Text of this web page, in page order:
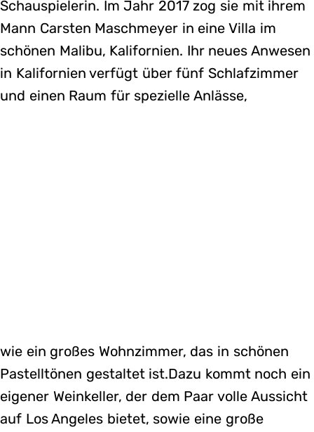
Schauspielerin. Im Jahr 2017 zog sie mit ihrem
Mann Carsten Maschmeyer in eine Villa im
schönen Malibu, Kalifornien. Ihr neues Anwesen
in Kalifornien verfügt über fünf Schlafzimmer
und einen Raum für spezielle Anlässe,
wie ein großes Wohnzimmer, das in schönen
Pastelltönen gestaltet ist.Dazu kommt noch ein
eigener Weinkeller, der dem Paar volle Aussicht
auf Los Angeles bietet, sowie eine große